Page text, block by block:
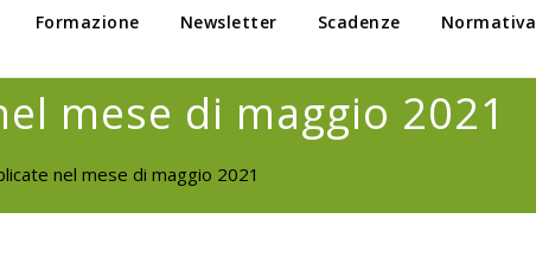
Formazione Newsletter Scadenze Normativa
mese di maggio 2021
nel mese di maggio 2021